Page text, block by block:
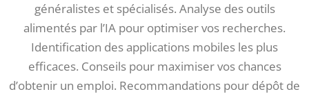
généralistes et spécialisés. Analyse des outils
alimentés par l’IA pour optimiser vos recherches.
Identification des applications mobiles les plus
efficaces. Conseils pour maximiser vos chances
d’obtenir un emploi. Recommandations pour dépôt de